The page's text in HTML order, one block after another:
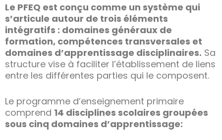
Le PFEQ est conçu comme un système qui
s’articule autour de trois éléments
intégratifs : domaines généraux de
formation, compétences transversales et
domaines d’apprentissage disciplinaires. Sa
structure vise à faciliter l’établissement de liens
entre les différentes parties qui le composent.
Le programme d’enseignement primaire
comprend 14 disciplines scolaires groupées
sous cinq domaines d’apprentissage: